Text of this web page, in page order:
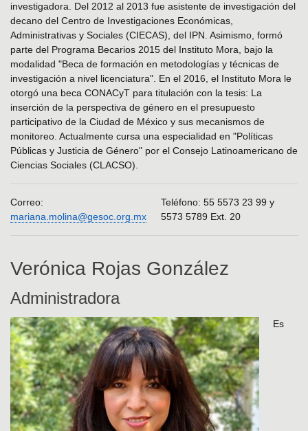
investigadora. Del 2012 al 2013 fue asistente de investigación del
decano del Centro de Investigaciones Económicas,
Administrativas y Sociales (CIECAS), del IPN. Asimismo, formó
parte del Programa Becarios 2015 del Instituto Mora, bajo la
modalidad "Beca de formación en metodologías y técnicas de
investigación a nivel licenciatura". En el 2016, el Instituto Mora le
otorgó una beca CONACyT para titulación con la tesis: La
inserción de la perspectiva de género en el presupuesto
participativo de la Ciudad de México y sus mecanismos de
monitoreo. Actualmente cursa una especialidad en "Políticas
Públicas y Justicia de Género" por el Consejo Latinoamericano de
Ciencias Sociales (CLACSO).
Correo:
mariana.molina@gesoc.org.mx
Teléfono: 55 5573 23 99 y
5573 5789 Ext. 20
Verónica Rojas González
Administradora
Es